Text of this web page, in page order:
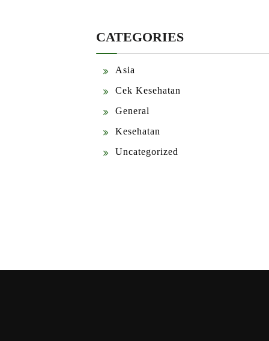
CATEGORIES
Asia
Cek Kesehatan
General
Kesehatan
Uncategorized